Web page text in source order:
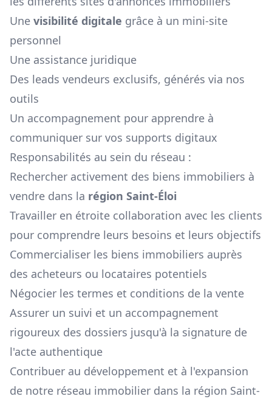
Une visibilité digitale grâce à un mini-site
personnel
Une assistance juridique
Des leads vendeurs exclusifs, générés via nos
outils
Un accompagnement pour apprendre à
communiquer sur vos supports digitaux
Responsabilités au sein du réseau :
Rechercher activement des biens immobiliers à
vendre dans la région Saint-Éloi
Travailler en étroite collaboration avec les clients
pour comprendre leurs besoins et leurs objectifs
Commercialiser les biens immobiliers auprès
des acheteurs ou locataires potentiels
Négocier les termes et conditions de la vente
Assurer un suivi et un accompagnement
rigoureux des dossiers jusqu'à la signature de
l'acte authentique
Contribuer au développement et à l'expansion
de notre réseau immobilier dans la région Saint-